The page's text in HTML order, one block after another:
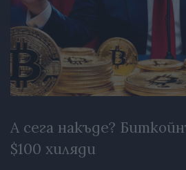
А сега накъде?
$100 хиляди